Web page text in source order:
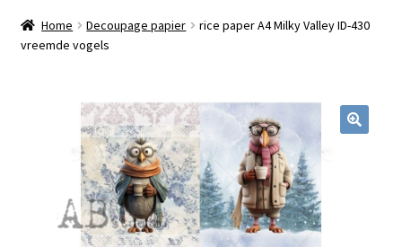
Workshops
Blog / DIY / Tutorials
Home Decoupage papier
rice paper A4 Milky Valley ID-430
vreemde vogels